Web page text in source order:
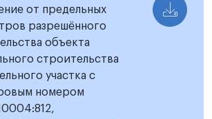
от предельных
разрешённого
объекта
строительства
участка с
номером